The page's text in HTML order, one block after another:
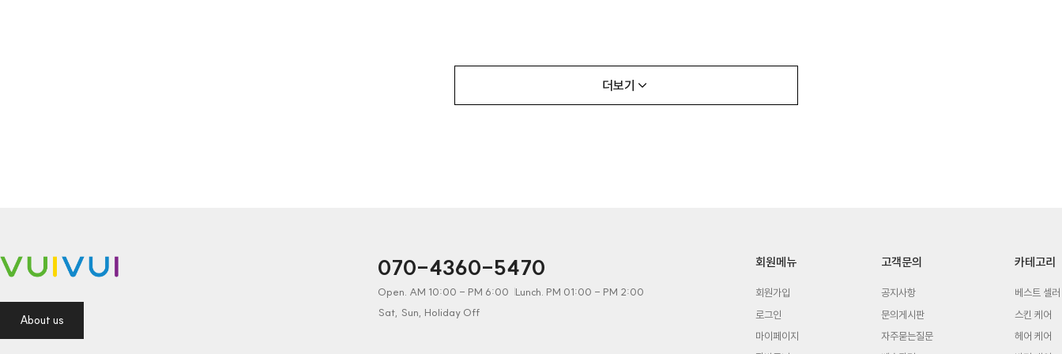
더보기
About us
070-4360-5470
Open. AM 10:00 - PM 6:00
Lunch. PM 01:00 - PM 2:00
Sat, Sun, Holiday Off
회원메뉴
회원가입
로그인
마이페이지
고객문의
공지사항
문의게시판
자주묻는질문
카테고리
베스트 셀러
스킨 케어
헤어 케어